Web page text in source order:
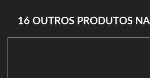
16 OUTROS PRODUTOS